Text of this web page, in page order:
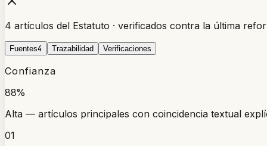
4 artículos del Estatuto · verificados contra la última
Fuentes4 Trazabilidad Verificaciones
Confianza
88%
Alta — artículos principales con coincidencia textual
01